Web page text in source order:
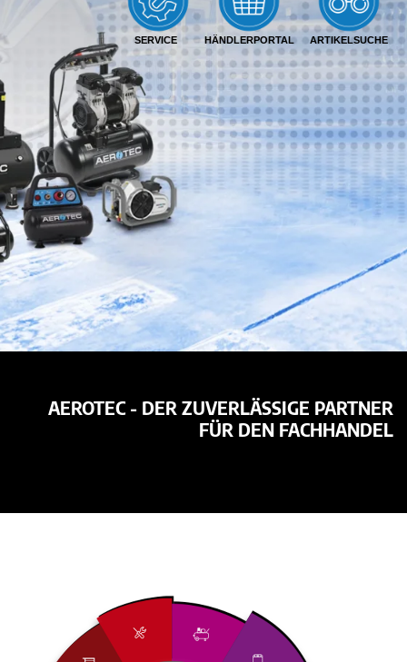
SERVICE HÄNDLERPORTAL ARTIKELSUCHE
AEROTEC - DER ZUVERLÄSSIGE PARTNER
FÜR DEN FACHHANDEL